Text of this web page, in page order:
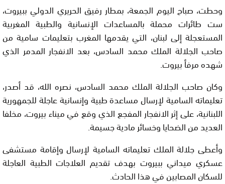
وحطت، صباح اليوم الجمعة، بمطار رفيق الحريري الدولي ببيروت،
ست طائرات محملة بالمساعدات الإنسانية والطبية المغربية
المستعجلة إلى لبنان، التي يقدمها المغرب بتعليمات سامية من
صاحب الجلالة الملك محمد السادس، بعد الانفجار المدمر الذي
شهده مرفأ بيروت.
وكان صاحب الجلالة الملك محمد السادس، نصره الله، قد أصدر،
تعليماته السامية لإرسال مساعدة طبية وإنسانية عاجلة للجمهورية
اللبنانية، على إثر الانفجار المفجع الذي وقع في ميناء بيروت، مخلفا
العديد من الضحايا وخسائر مادية جسيمة.
وأعطى جلالة الملك تعليماته السامية لإرسال وإقامة مستشفى
عسكري ميداني ببيروت بهدف تقديم العلاجات الطبية العاجلة
للسكان المصابين في هذا الحادث.